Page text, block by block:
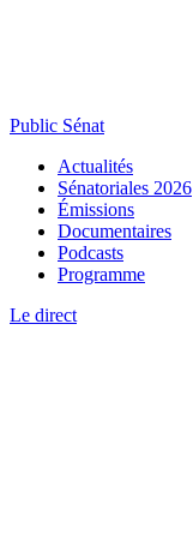
Public Sénat
Actualités
Sénatoriales 2026
Émissions
Documentaires
Podcasts
Programme
Le direct